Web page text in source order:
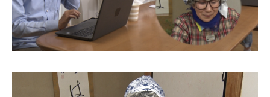
お問合せ
English